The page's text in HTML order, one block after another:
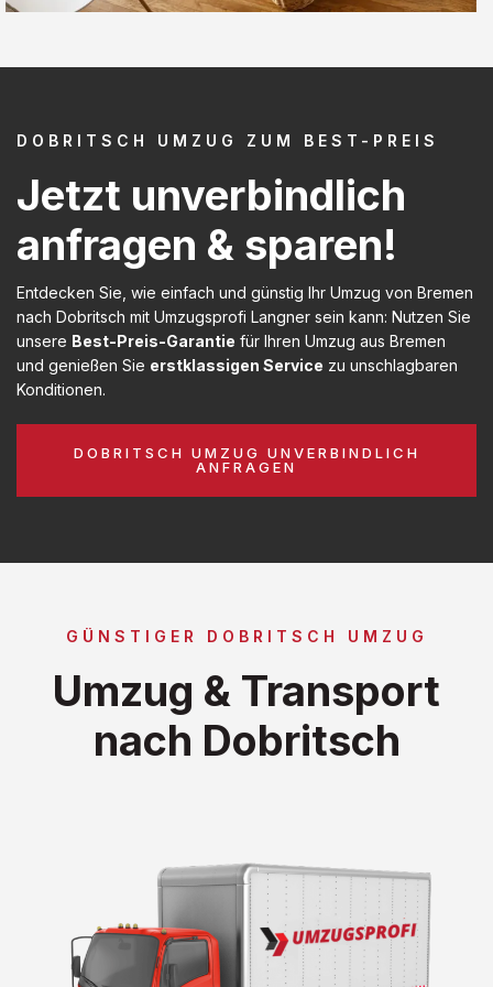
DOBRITSCH UMZUG ZUM BEST-PREIS
Jetzt unverbindlich
anfragen & sparen!
Entdecken Sie, wie einfach und günstig Ihr Umzug von Bremen
nach Dobritsch mit Umzugsprofi Langner sein kann: Nutzen Sie
unsere Best-Preis-Garantie für Ihren Umzug aus Bremen
und genießen Sie erstklassigen Service zu unschlagbaren
Konditionen.
DOBRITSCH UMZUG UNVERBINDLICH
ANFRAGEN
GÜNSTIGER DOBRITSCH UMZUG
Umzug & Transport
nach Dobritsch